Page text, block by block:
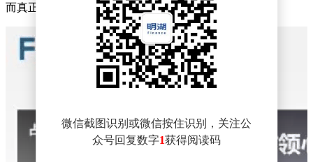
而真正成功的企业早已将定位融入战略核心。
微信截图识别或微信按住识别，关注公
众号回复数字1获得阅读码